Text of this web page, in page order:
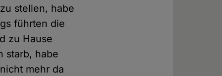
stellen, habe
führten die
zu Hause
starb, habe
mehr da